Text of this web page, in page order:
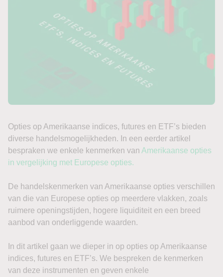
Opties op Amerikaanse indices, futures en ETF’s bieden
diverse handelsmogelijkheden. In een eerder artikel
bespraken we enkele kenmerken van Amerikaanse opties
in vergelijking met Europese opties.
De handelskenmerken van Amerikaanse opties verschillen
van die van Europese opties op meerdere vlakken, zoals
ruimere openingstijden, hogere liquiditeit en een breed
aanbod van onderliggende waarden.
In dit artikel gaan we dieper in op opties op Amerikaanse
indices, futures en ETF’s. We bespreken de kenmerken
van deze instrumenten en geven enkele